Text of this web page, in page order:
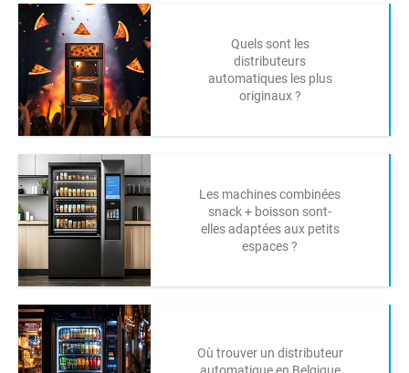
Quels sont les
distributeurs
automatiques les plus
originaux ?
Les machines combinées
snack + boisson sont-
elles adaptées aux petits
espaces ?
Où trouver un distributeur